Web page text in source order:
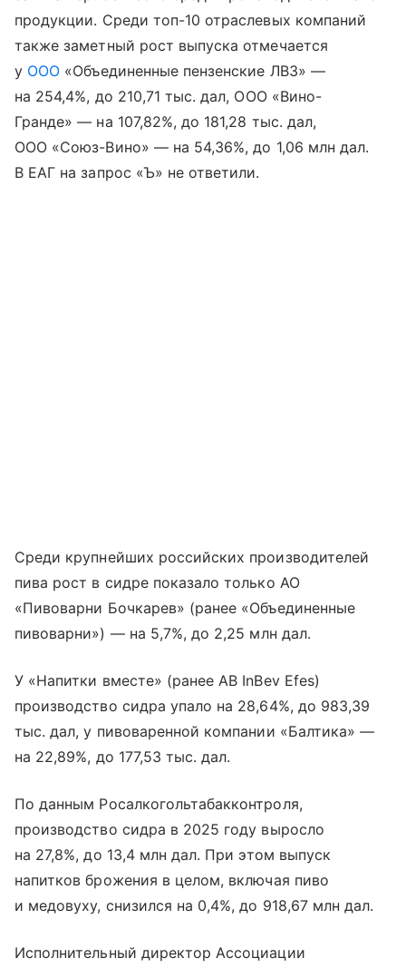
продукции. Среди топ-10 отраслевых компаний
также заметный рост выпуска отмечается
у ООО «Объединенные пензенские ЛВЗ» —
на 254,4%, до 210,71 тыс. дал, ООО «Вино-
Гранде» — на 107,82%, до 181,28 тыс. дал,
ООО «Союз-Вино» — на 54,36%, до 1,06 млн дал.
В ЕАГ на запрос «Ъ» не ответили.
Среди крупнейших российских производителей
пива рост в сидре показало только АО
«Пивоварни Бочкарев» (ранее «Объединенные
пивоварни») — на 5,7%, до 2,25 млн дал.
У «Напитки вместе» (ранее AB InBev Efes)
производство сидра упало на 28,64%, до 983,39
тыс. дал, у пивоваренной компании «Балтика» —
на 22,89%, до 177,53 тыс. дал.
По данным Росалкогольтабакконтроля,
производство сидра в 2025 году выросло
на 27,8%, до 13,4 млн дал. При этом выпуск
напитков брожения в целом, включая пиво
и медовуху, снизился на 0,4%, до 918,67 млн дал.
Исполнительный директор Ассоциации